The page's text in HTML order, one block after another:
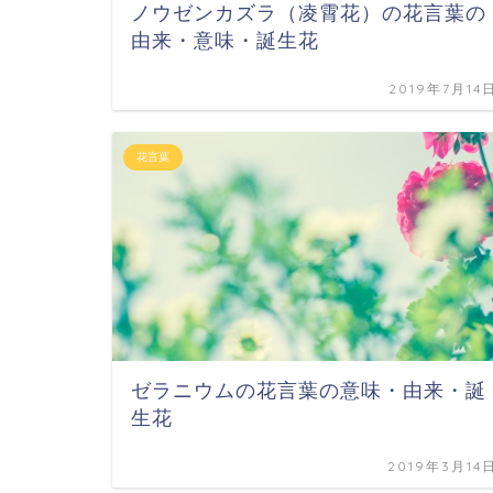
ノウゼンカズラ（凌霄花）の花言葉の
由来・意味・誕生花
2019年7月14
花言葉
ゼラニウムの花言葉の意味・由来・誕
生花
2019年3月14